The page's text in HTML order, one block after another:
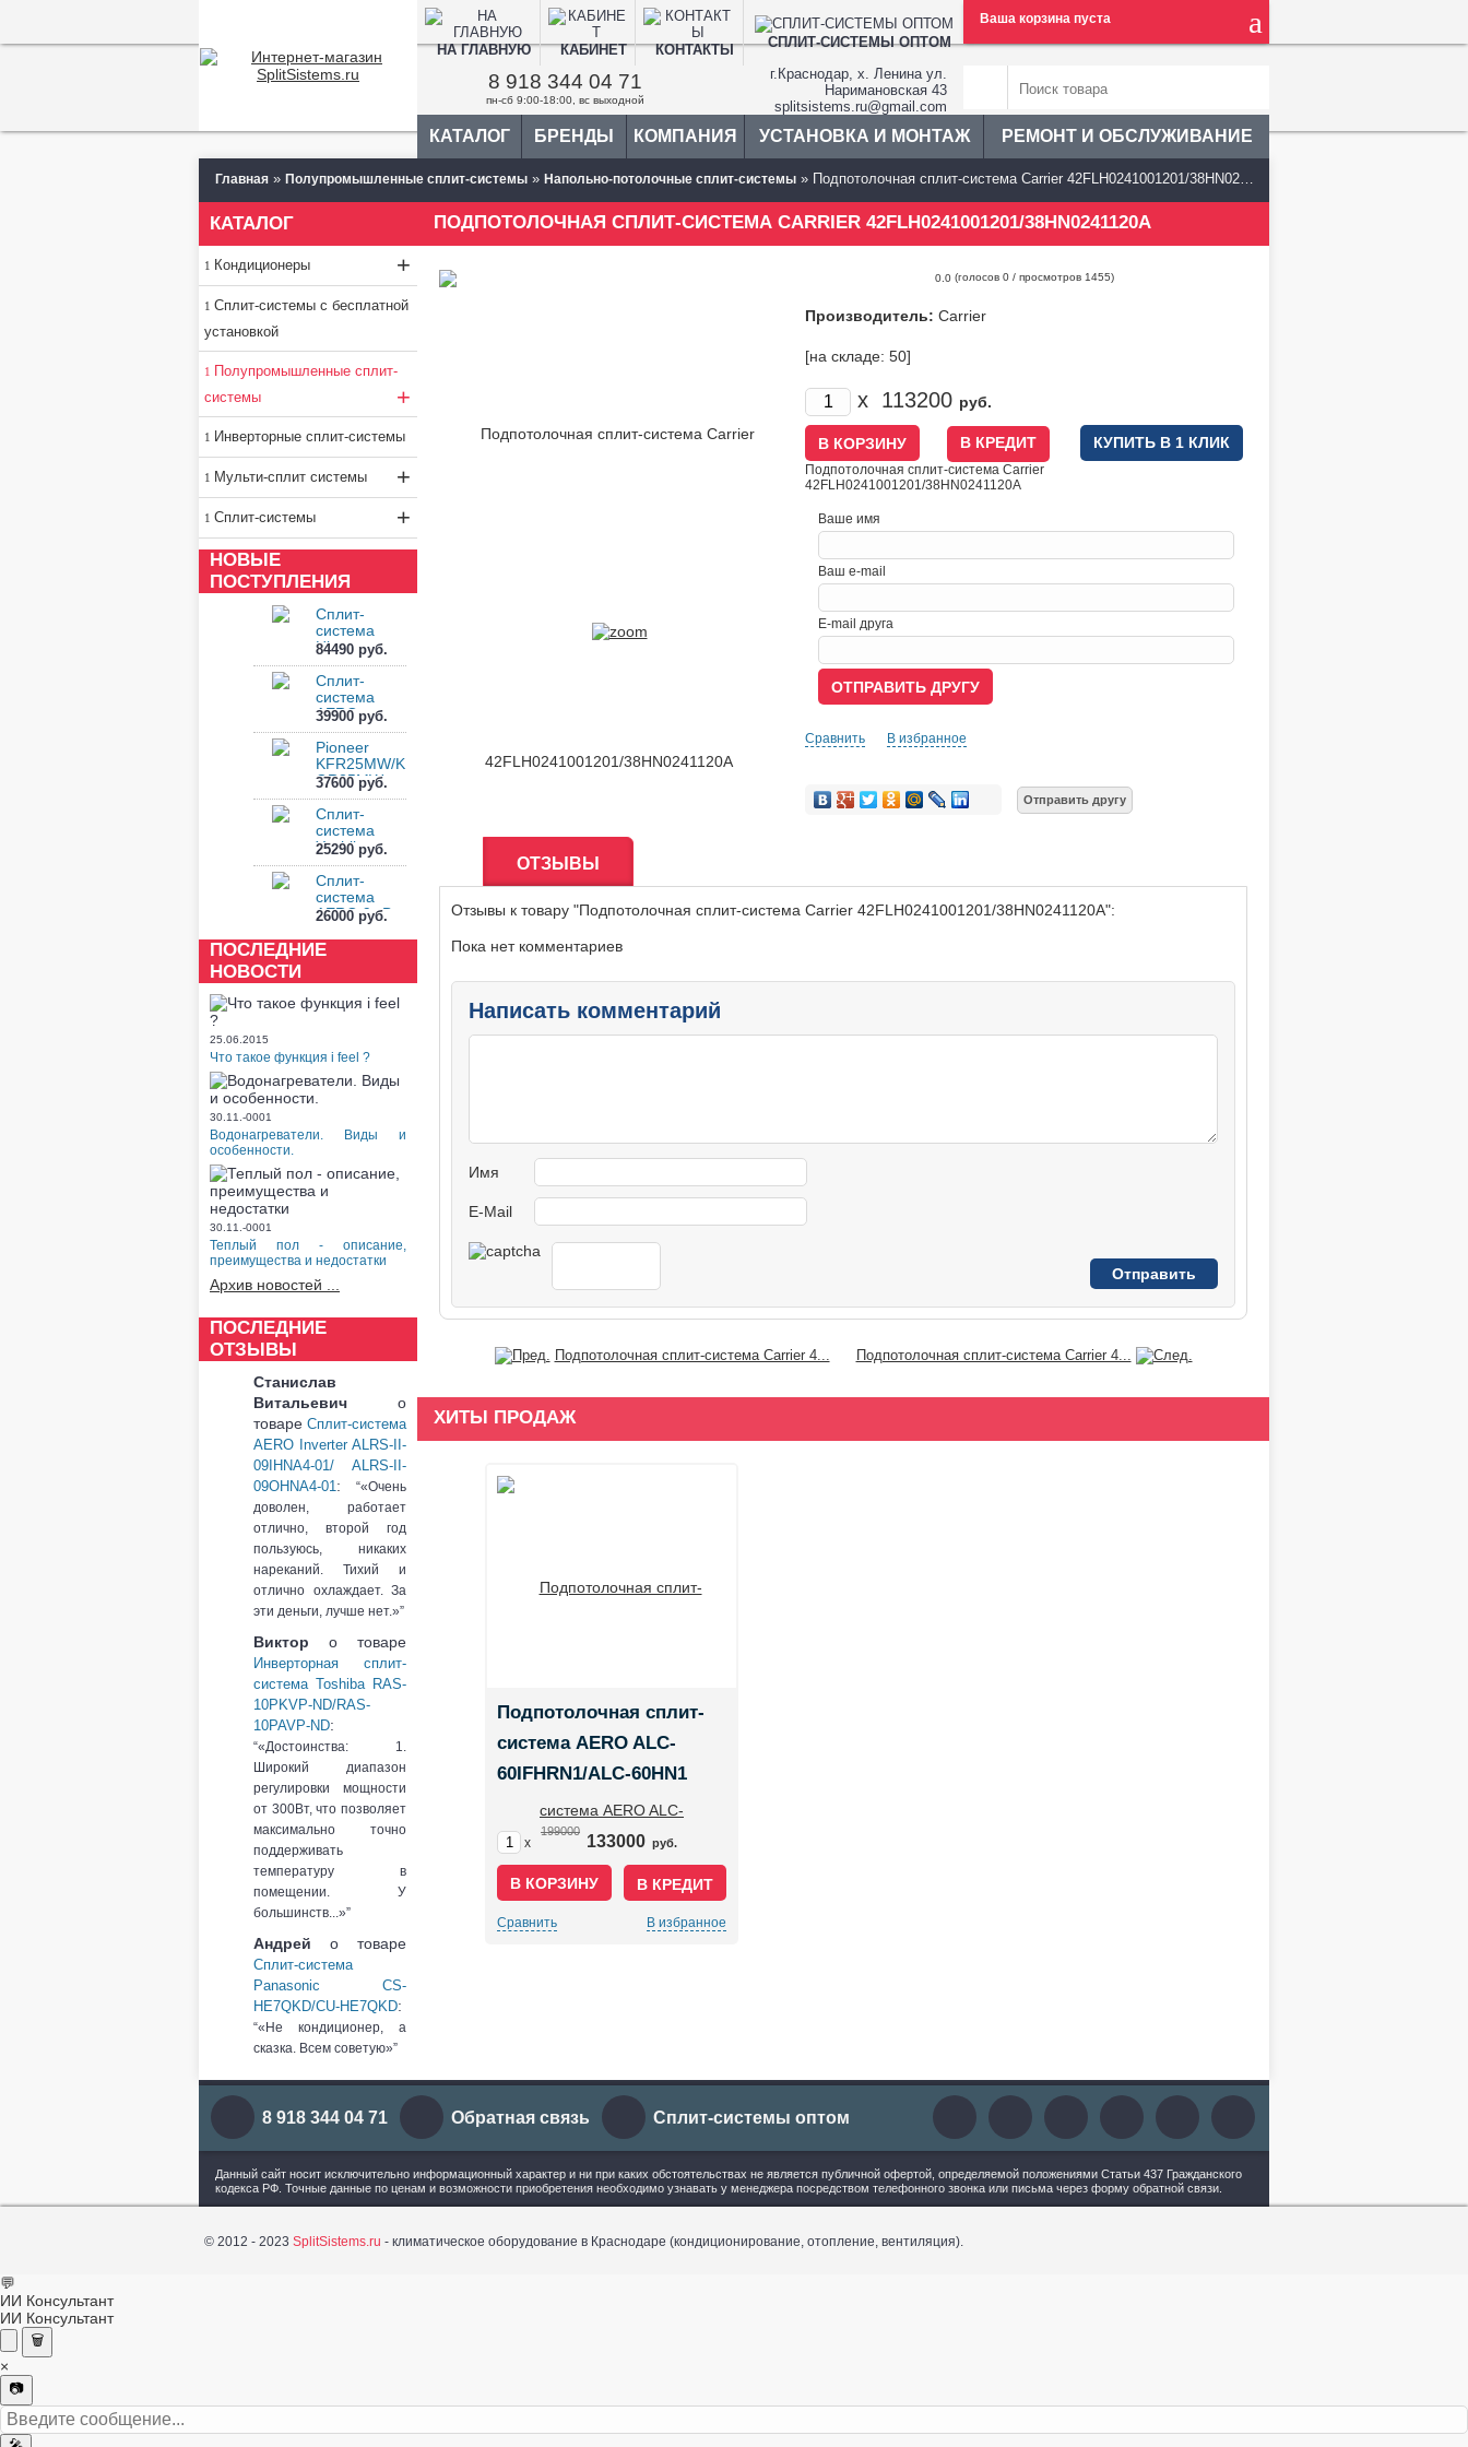
НА ГЛАВНУЮ КАБИНЕТ КОНТАКТЫ СПЛИТ-СИСТЕМЫ ОПТОМ
Ваша корзина пуста
8 918 344 04 71
пн-сб 9:00-18:00, вс выходной
г.Краснодар, х. Ленина ул.
Наримановская 43
splitsistems.ru@gmail.com
КАТАЛОГ БРЕНДЫ КОМПАНИЯ УСТАНОВКА И МОНТАЖ РЕМОНТ И ОБСЛУЖИВАНИЕ
Главная » Полупромышленные сплит-системы » Напольно-потолочные сплит-системы » Подпотолочная сплит-система Carrier 42FLH0241001201/38HN0241120A
КАТАЛОГ
Кондиционеры +
Сплит-системы с бесплатной
установкой
Полупромышленные сплит-
системы
+
Инверторные сплит-системы
Мульти-сплит системы +
Сплит-системы +
НОВЫЕ
ПОСТУПЛЕНИЯ
Сплит-
система
Hisense
VISION PRO
2.0 S...
84490 руб.
Сплит-
система
AERO
Inverter 9
ALRS-II-...
39900 руб.
Pioneer
KFR25MW/K
OR25MW
37600 руб.
Сплит-
система
Yoshikawa
NAGARA
Inverte...
25290 руб.
Сплит-
система
AERO 9 кВт
ALRS-
09IH3A-0...
26000 руб.
ПОСЛЕДНИЕ
НОВОСТИ
25.06.2015
Что такое функция i feel ?
30.11.-0001
Водонагреватели. Виды и
особенности.
30.11.-0001
Теплый пол - описание,
преимущества и недостатки
Архив новостей ...
ПОСЛЕДНИЕ
ОТЗЫВЫ
Станислав
Витальевич о
товаре Сплит-система
AERO Inverter ALRS-II-
09IHNA4-01/ ALRS-II-
09OHNA4-01:
«Очень
доволен, работает
отлично, второй год
пользуюсь, никаких
нареканий. Тихий и
отлично охлаждает. За
эти деньги, лучше нет.»
Виктор о товаре
Инверторная сплит-
система Toshiba RAS-
10PKVP-ND/RAS-
10PAVP-ND:
«Достоинства: 1.
Широкий диапазон
регулировки мощности
от 300Вт, что позволяет
максимально точно
поддерживать
температуру в
помещении. У
большинств...»
Андрей о товаре
Сплит-система
Panasonic CS-
HE7QKD/CU-HE7QKD:
«Не кондиционер, а
сказка. Всем советую»
ПОДПОТОЛОЧНАЯ СПЛИТ-СИСТЕМА CARRIER 42FLH0241001201/38HN0241120A
0.0 (голосов 0 / просмотров 1455)
Производитель: Carrier
[на складе: 50]
x 113200 руб.
В КРЕДИТ КУПИТЬ В 1 КЛИК
Подпотолочная сплит-система Carrier
42FLH0241001201/38HN0241120A
Ваше имя
Ваш e-mail
E-mail друга
Сравнить В избранное
ОТЗЫВЫ
Отзывы к товару "Подпотолочная сплит-система Carrier 42FLH0241001201/38HN0241120A":
Пока нет комментариев
Написать комментарий
Имя
E-Mail
Подпотолочная сплит-система Carrier 4... Подпотолочная сплит-система Carrier 4...
ХИТЫ ПРОДАЖ
Подпотолочная сплит-
система AERO ALC-
60IFHRN1/ALC-60HN1
x
199000
133000 руб.
В КРЕДИТ
Сравнить В избранное
8 918 344 04 71 Обратная связь Сплит-системы оптом
Данный сайт носит исключительно информационный характер и ни при каких обстоятельствах не является публичной офертой, определяемой положениями Статьи 437 Гражданского
кодекса РФ. Точные данные по ценам и возможности приобретения необходимо узнавать у менеджера посредством телефонного звонка или письма через форму обратной связи.
© 2012 - 2023 SplitSistems.ru - климатическое оборудование в Краснодаре (кондиционирование, отопление, вентиляция).
💬
ИИ Консультант
ИИ Консультант
🗑️
×
📷